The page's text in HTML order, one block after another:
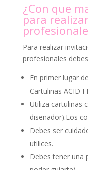
¿Con que
para
Para realizar
profesionales
En primer lugar
Cartulinas ACID
Utiliza cartulinas
diseñador).Los
Debes ser
utilices.
Debes tener una